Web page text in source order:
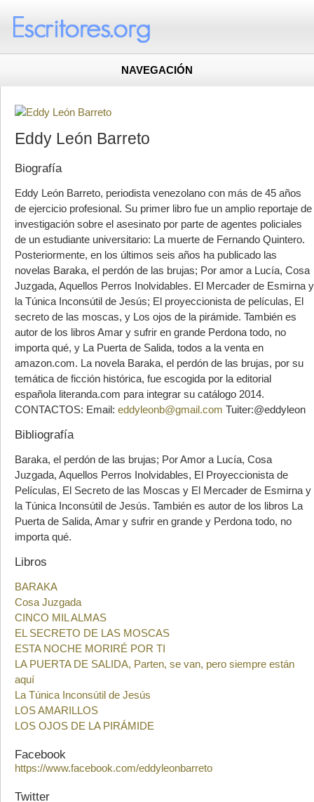
NAVEGACIÓN
Eddy León Barreto
Biografía
Eddy León Barreto, periodista venezolano con más de 45 años
de ejercicio profesional. Su primer libro fue un amplio reportaje de
investigación sobre el asesinato por parte de agentes policiales
de un estudiante universitario: La muerte de Fernando Quintero.
Posteriormente, en los últimos seis años ha publicado las
novelas Baraka, el perdón de las brujas; Por amor a Lucía, Cosa
Juzgada, Aquellos Perros Inolvidables. El Mercader de Esmirna y
la Túnica Inconsútil de Jesús; El proyeccionista de películas, El
secreto de las moscas, y Los ojos de la pirámide. También es
autor de los libros Amar y sufrir en grande Perdona todo, no
importa qué, y La Puerta de Salida, todos a la venta en
amazon.com. La novela Baraka, el perdón de las brujas, por su
temática de ficción histórica, fue escogida por la editorial
española literanda.com para integrar su catálogo 2014.
CONTACTOS: Email: eddyleonb@gmail.com Tuiter:@eddyleon
Bibliografía
Baraka, el perdón de las brujas; Por Amor a Lucía, Cosa
Juzgada, Aquellos Perros Inolvidables, El Proyeccionista de
Películas, El Secreto de las Moscas y El Mercader de Esmirna y
la Túnica Inconsútil de Jesús. También es autor de los libros La
Puerta de Salida, Amar y sufrir en grande y Perdona todo, no
importa qué.
Libros
BARAKA
Cosa Juzgada
CINCO MIL ALMAS
EL SECRETO DE LAS MOSCAS
ESTA NOCHE MORIRÉ POR TI
LA PUERTA DE SALIDA, Parten, se van, pero siempre están
aquí
La Túnica Inconsútil de Jesús
LOS AMARILLOS
LOS OJOS DE LA PIRÁMIDE
Facebook
https://www.facebook.com/eddyleonbarreto
Twitter